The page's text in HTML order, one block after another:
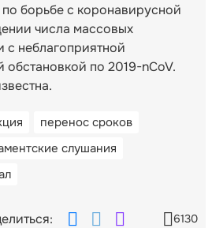
борьбе с коронавирусной
числа массовых
с неблагоприятной
по 2019-nCoV.
перенос сроков
слушания
6130